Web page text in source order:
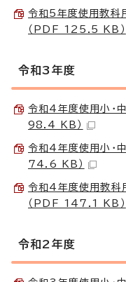
令和5年度使用教科
（PDF 125.5 KB）
令和3年度
令和4年度使用小・
98.4 KB）
令和4年度使用小・
74.6 KB）
令和4年度使用教科
（PDF 147.1 KB）
令和2年度